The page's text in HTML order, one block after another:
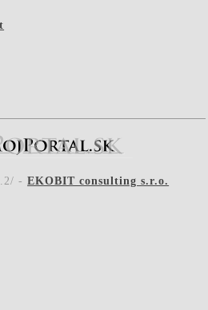
-EKOBIT consulting s.r.o.